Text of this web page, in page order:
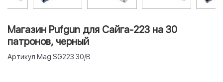
Магазин Pufgun для Сайга-223 на 30
патронов, черный
Артикул Mag SG223 30/B